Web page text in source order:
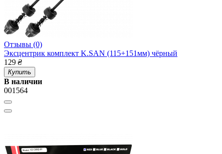
Отзывы (0)
Эксцентрик комплект K.SAN (115+151мм) чёрный
129 ₴
Купить
В наличии
001564